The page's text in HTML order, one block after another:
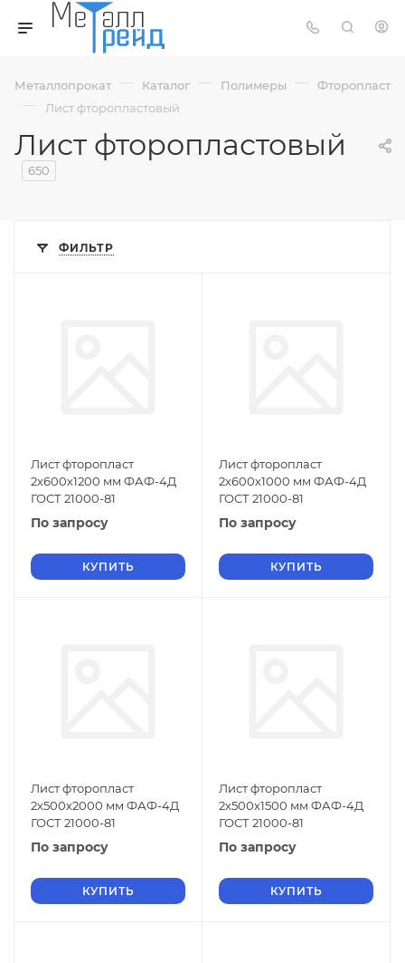
Металлопрокат — Каталог — Полимеры — Фторопласт
— Лист фторопластовый
Лист фторопластовый
650
ФИЛЬТР
Лист фторопласт
2х600х1200 мм ФАФ-4Д
ГОСТ 21000-81
По запросу
КУПИТЬ
Лист фторопласт
2х600х1000 мм ФАФ-4Д
ГОСТ 21000-81
По запросу
КУПИТЬ
Лист фторопласт
2х500х2000 мм ФАФ-4Д
ГОСТ 21000-81
По запросу
КУПИТЬ
Лист фторопласт
2х500х1500 мм ФАФ-4Д
ГОСТ 21000-81
По запросу
КУПИТЬ